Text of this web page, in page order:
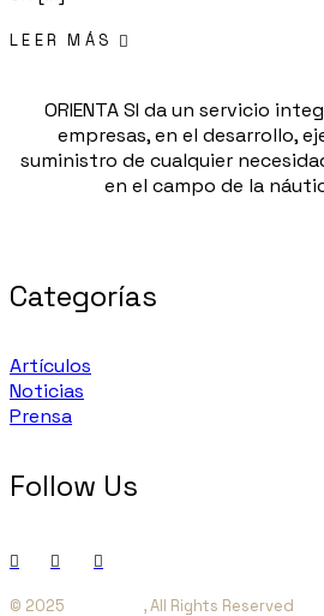
LEER MÁS
ORIENTA SI da un servicio
empresas, en el desarrollo,
suministro de cualquier
en el campo de la
Categorías
Artículos
Noticias
Prensa
Follow Us
© 2025 , All Rights Reserved